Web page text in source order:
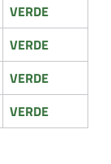
VERDE
VERDE
VERDE
VERDE